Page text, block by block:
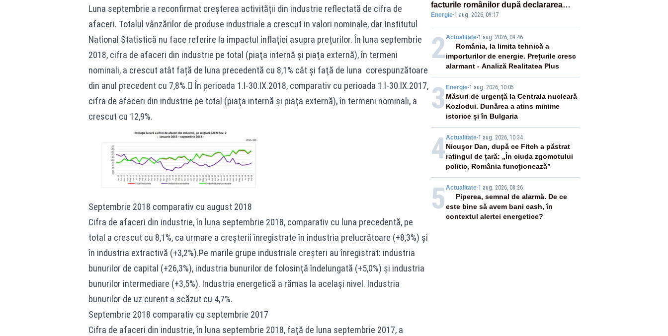
Luna septembrie a reconfirmat creșterea activității din industrie reflectată de cifra de
afaceri. Totalul vânzărilor de produse industriale a crescut in valori nominale, dar Institutul
National Statistică nu face referire la impactul inflației asupra prețurilor. În luna septembrie
2018, cifra de afaceri din industrie pe total (piaţa internă şi piaţa externă), în termeni
nominali, a crescut atât față de luna precedentă cu 8,1% cât și faţă de luna corespunzătoare
din anul precedent cu 7,8%. În perioada 1.I‐30.IX.2018, comparativ cu perioada 1.I‐30.IX.2017,
cifra de afaceri din industrie pe total (piaţa internă şi piaţa externă), în termeni nominali, a
crescut cu 12,9%.
Septembrie 2018 comparativ cu august 2018
Cifra de afaceri din industrie, în luna septembrie 2018, comparativ cu luna precedentă, pe
total a crescut cu 8,1%, ca urmare a creșterii înregistrate în industria prelucrătoare (+8,3%) și
în industria extractivă (+3,2%).Pe marile grupe industriale creșteri au înregistrat: industria
bunurilor de capital (+26,3%), industria bunurilor de folosinţă îndelungată (+5,0%) şi industria
bunurilor intermediare (+3,5%). Industria energetică a rămas la același nivel. Industria
bunurilor de uz curent a scăzut cu 4,7%.
Septembrie 2018 comparativ cu septembrie 2017
Cifra de afaceri din industrie, în luna septembrie 2018, faţă de luna septembrie 2017, a
facturile românilor după declararea
alertei energetice
Energie·1 aug. 2026, 09:17
2Actualitate-1 aug. 2026, 09:46
România, la limita tehnică a
importurilor de energie. Prețurile cresc
alarmant - Analiză Realitatea Plus
3 Energie-1 aug. 2026, 10:05
Măsuri de urgență la Centrala nucleară
Kozlodui. Dunărea a atins minime
istorice și în Bulgaria
4Actualitate-1 aug. 2026, 10:34
Nicușor Dan, după ce Fitch a păstrat
ratingul de țară: „În ciuda zgomotului
politic, România funcționează”
5 Actualitate-1 aug. 2026, 08:26
Piperea, semnal de alarmă. De ce
este bine să avem bani cash, în
contextul alertei energetice?